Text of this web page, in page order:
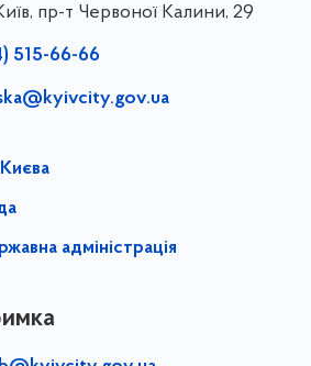
пр-т Червоної Калини, 29
515-66-66
адміністрація